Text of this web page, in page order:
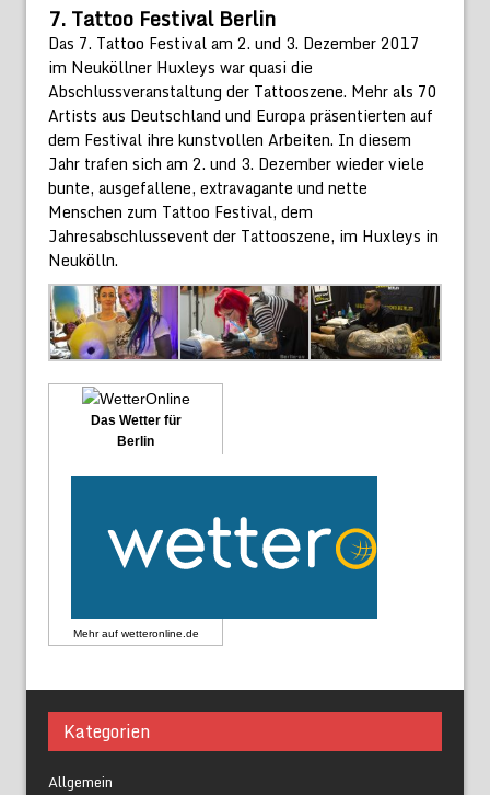
7. Tattoo Festival Berlin
Das 7. Tattoo Festival am 2. und 3. Dezember 2017
im Neuköllner Huxleys war quasi die
Abschlussveranstaltung der Tattooszene. Mehr als 70
Artists aus Deutschland und Europa präsentierten auf
dem Festival ihre kunstvollen Arbeiten. In diesem
Jahr trafen sich am 2. und 3. Dezember wieder viele
bunte, ausgefallene, extravagante und nette
Menschen zum Tattoo Festival, dem
Jahresabschlussevent der Tattooszene, im Huxleys in
Neukölln.
Das Wetter für
Berlin
Mehr auf wetteronline.de
Kategorien
Allgemein